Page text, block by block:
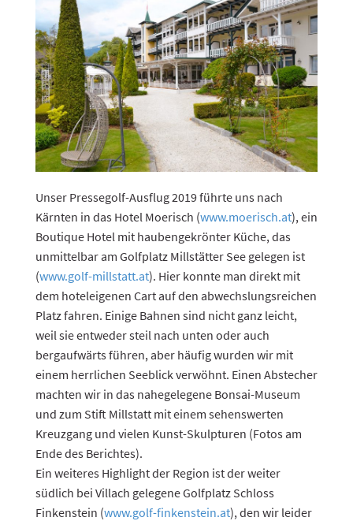
Unser Pressegolf-Ausflug 2019 führte uns nach
Kärnten in das Hotel Moerisch (www.moerisch.at), ein
Boutique Hotel mit haubengekrönter Küche, das
unmittelbar am Golfplatz Millstätter See gelegen ist
(www.golf-millstatt.at). Hier konnte man direkt mit
dem hoteleigenen Cart auf den abwechslungsreichen
Platz fahren. Einige Bahnen sind nicht ganz leicht,
weil sie entweder steil nach unten oder auch
bergaufwärts führen, aber häufig wurden wir mit
einem herrlichen Seeblick verwöhnt. Einen Abstecher
machten wir in das nahegelegene Bonsai-Museum
und zum Stift Millstatt mit einem sehenswerten
Kreuzgang und vielen Kunst-Skulpturen (Fotos am
Ende des Berichtes).
Ein weiteres Highlight der Region ist der weiter
südlich bei Villach gelegene Golfplatz Schloss
Finkenstein (www.golf-finkenstein.at), den wir leider